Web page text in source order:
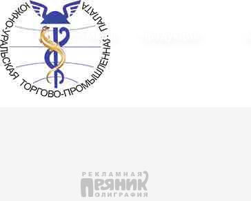
Меню